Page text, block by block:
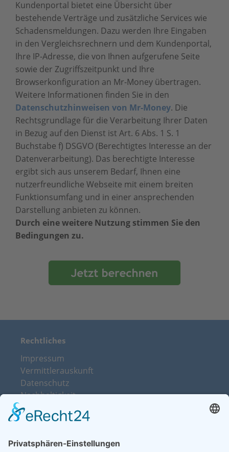
Kundenportal bietet eine Übersicht über
bestehende Verträge und zusätzliche Services wie
Schadensmeldungen. Dazu werden Ihre Eingaben
in den Vergleichsrechnern und dem Kundenportal,
Ihre IP-Adresse, die von Ihnen aufgerufene Seite
sowie der Zugriffszeitpunkt und Ihre
Browserkonfiguration an Mr-Money übertragen.
Weitere Informationen finden Sie in den
Datenschutzhinweisen von Mr-Money. Die
Rechtsgrundlage für die Verarbeitung Ihrer Daten
in Bezug auf den Dienst ist Art. 6 Abs. 1 S. 1
Buchstabe f) DSGVO (Berechtigtes Interesse an der
Datenverarbeitung). Das berechtigte Interesse
ergibt sich aus unserem Bedarf, Ihnen eine
nutzerfreundliche Webseite mit einem breiten
Funktionsumfang und in einer ansprechenden
Darstellung anbieten zu können.
Durch eine weitere Nutzung stimmen Sie den
Bedingungen zu.
Rechtliches
Impressum
Vermittlerauskunft
Datenschutz
Nachhaltigkeit
Beschwerdemanagement
Vertrag widerrufen
Über uns